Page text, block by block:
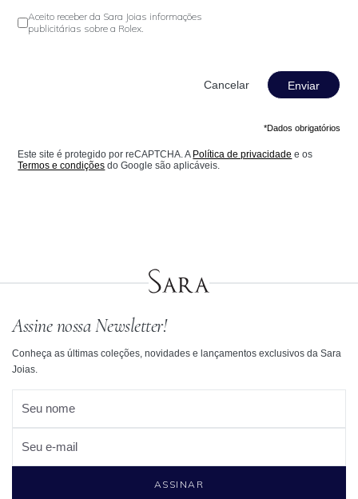
Aceito receber da Sara Joias informações
publicitárias sobre a Rolex.
Enviar
*Dados obrigatórios
Este site é protegido por reCAPTCHA. A Política de privacidade e os
Termos e condições do Google são aplicáveis.
Assine nossa Newsletter!
Conheça as últimas coleções, novidades e lançamentos exclusivos da Sara
Joias.
Seu nome
Seu e-mail
ASSINAR